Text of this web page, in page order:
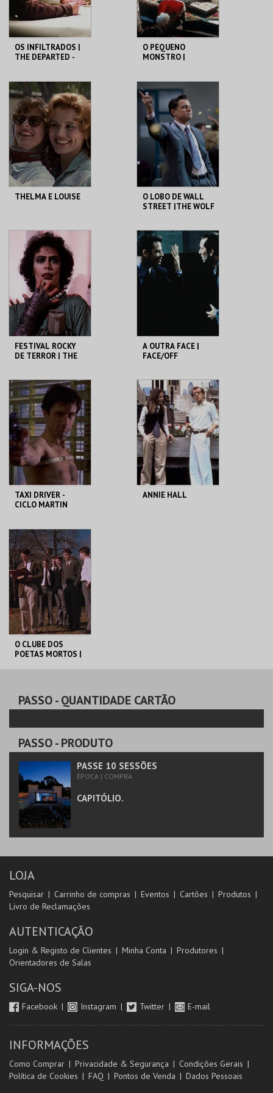
OS INFILTRADOS |
THE DEPARTED -
CAPITÓLIO.
MAIS INFO
COMPRAR
O PEQUENO
MONSTRO |
CAPITÓLIO.
MAIS INFO
COMPRAR
THELMA E LOUISE
CAPITÓLIO.
MAIS INFO
COMPRAR
O LOBO DE WALL
STREET |THE WOLF
SCORSESE
CAPITÓLIO.
MAIS INFO
FESTIVAL ROCKY
DE TERROR | THE
CAPITÓLIO.
MAIS INFO
COMPRAR
A OUTRA FACE |
FACE/OFF
CAPITÓLIO.
MAIS INFO
COMPRAR
TAXI DRIVER -
CICLO MARTIN
CAPITÓLIO.
MAIS INFO
COMPRAR
ANNIE HALL
O CLUBE DOS
POETAS MORTOS |
COMPRAR
PASSO- QUANTIDADE CARTÃO
PASSO- PRODUTO
PASSE 10 SESSÕES
ÉPOCA | COMPRA
CAPITÓLIO.
LOJA
Pesquisar Carrinho de compras Eventos Cartões
Produtos
Livro de Reclamações
AUTENTICAÇÃO
Login & Registo de Clientes Minha Conta
Produtores
Orientadores de Salas
SIGA-NOS
Facebook Instagram Twitter E-mail
INFORMAÇÕES
Como Comprar Privacidade & Segurança
Condições Gerais
Política de Cookies
FAQ Pontos de Venda Dados Pessoais